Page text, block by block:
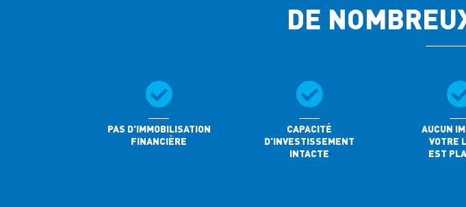
DE
PAS D'IMMOBILISATION
FINANCIÈRE
CAPACITÉ
D'INVESTISSEMENT
INTACTE
AUCUN
VOTRE
EST